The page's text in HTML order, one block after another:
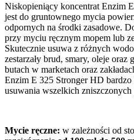
Niskopieniący koncentrat Enzim
jest do gruntownego mycia
odpornych na środki zasadowe.
przy myciu ręcznym mopem lub
Skutecznie usuwa z różnych
zestarzały brud, smary, oleje
butach w marketach oraz
Enzim E 325 Stronger HD
usuwania wszelkich
Mycie ręczne: w zależności od